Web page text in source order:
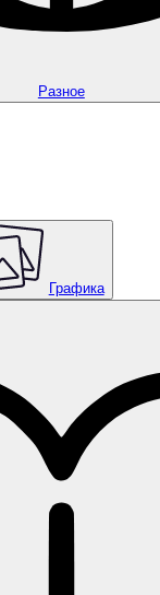
Разное
Графика